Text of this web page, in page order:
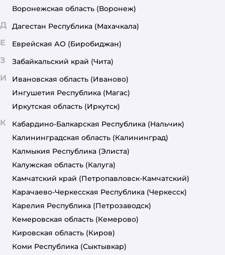
Воронежская область (Воронеж)
Д Дагестан Республика (Махачкала)
Е Еврейская АО (Биробиджан)
З Забайкальский край (Чита)
И Ивановская область (Иваново)
Ингушетия Республика (Магас)
Иркутская область (Иркутск)
К Кабардино-Балкарская Республика (Нальчик)
Калининградская область (Калининград)
Калмыкия Республика (Элиста)
Калужская область (Калуга)
Камчатский край (Петропавловск-Камчатский)
Карачаево-Черкесская Республика (Черкесск)
Карелия Республика (Петрозаводск)
Кемеровская область (Кемерово)
Кировская область (Киров)
Коми Республика (Сыктывкар)